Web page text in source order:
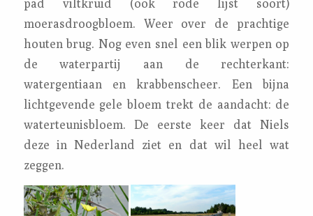
pad viltkruid (ook rode lijst soort)
moerasdroogbloem. Weer over de prachtige
houten brug. Nog even snel een blik werpen op
de waterpartij aan de rechterkant:
watergentiaan en krabbenscheer. Een bijna
lichtgevende gele bloem trekt de aandacht: de
waterteunisbloem. De eerste keer dat Niels
deze in Nederland ziet en dat wil heel wat
zeggen.